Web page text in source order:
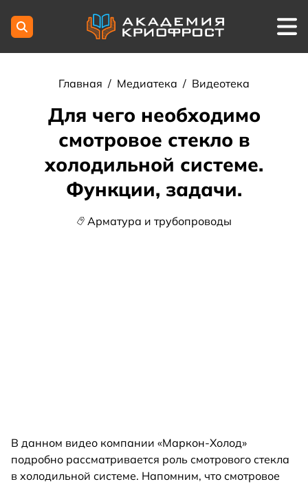
Главная / Медиатека / Видеотека
Для чего необходимо
смотровое стекло в
холодильной системе.
Функции, задачи.
Арматура и трубопроводы
В данном видео компании «Маркон-Холод»
подробно рассматривается роль смотрового стекла
в холодильной системе. Напомним, что смотровое